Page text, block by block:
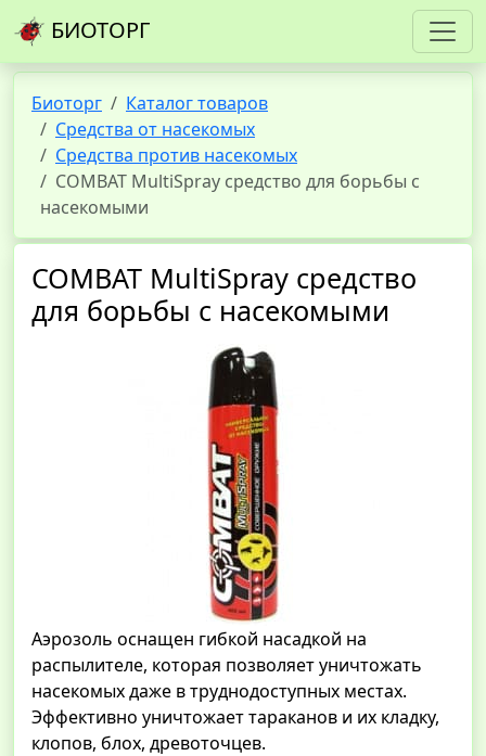
БИОТОРГ
Биоторг
Каталог товаров
Средства от насекомых
Средства против насекомых
COMBAT MultiSpray средство для борьбы с
насекомыми
COMBAT MultiSpray средство
для борьбы с насекомыми
Аэрозоль оснащен гибкой насадкой на
распылителе, которая позволяет уничтожать
насекомых даже в труднодоступных местах.
Эффективно уничтожает тараканов и их кладку,
клопов, блох, древоточцев.